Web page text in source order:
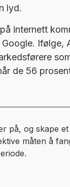
lyd.
internett
Ifølge,
de 56
på, og skape
måten å